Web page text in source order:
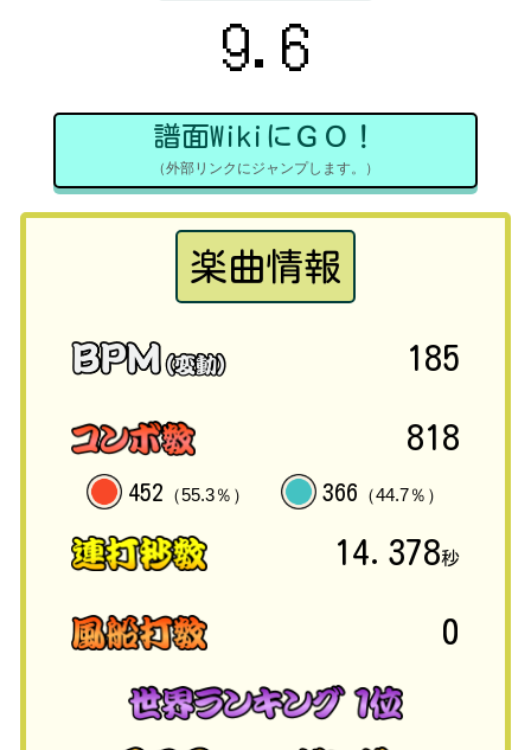
9.6
譜面WikiにＧＯ！
（外部リンクにジャンプします。）
楽曲情報
185
818
452 （55.3％） 366 （44.7％）
14.378秒
0